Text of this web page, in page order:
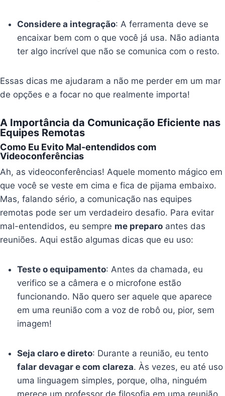
Considere a integração: A ferramenta deve se
encaixar bem com o que você já usa. Não adianta
ter algo incrível que não se comunica com o resto.
Essas dicas me ajudaram a não me perder em um mar
de opções e a focar no que realmente importa!
A Importância da Comunicação Eficiente nas
Equipes Remotas
Como Eu Evito Mal-entendidos com
Videoconferências
Ah, as videoconferências! Aquele momento mágico em
que você se veste em cima e fica de pijama embaixo.
Mas, falando sério, a comunicação nas equipes
remotas pode ser um verdadeiro desafio. Para evitar
mal-entendidos, eu sempre me preparo antes das
reuniões. Aqui estão algumas dicas que eu uso:
Teste o equipamento: Antes da chamada, eu
verifico se a câmera e o microfone estão
funcionando. Não quero ser aquele que aparece
em uma reunião com a voz de robô ou, pior, sem
imagem!
Seja claro e direto: Durante a reunião, eu tento
falar devagar e com clareza. Às vezes, eu até uso
uma linguagem simples, porque, olha, ninguém
merece um professor de filosofia em uma reunião